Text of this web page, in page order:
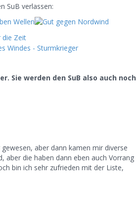
SuB verlassen:
Sie werden den SuB also auch noch
aber dann kamen mir diverse
aber die haben dann eben auch Vorrang
bin ich sehr zufrieden mit der Liste,